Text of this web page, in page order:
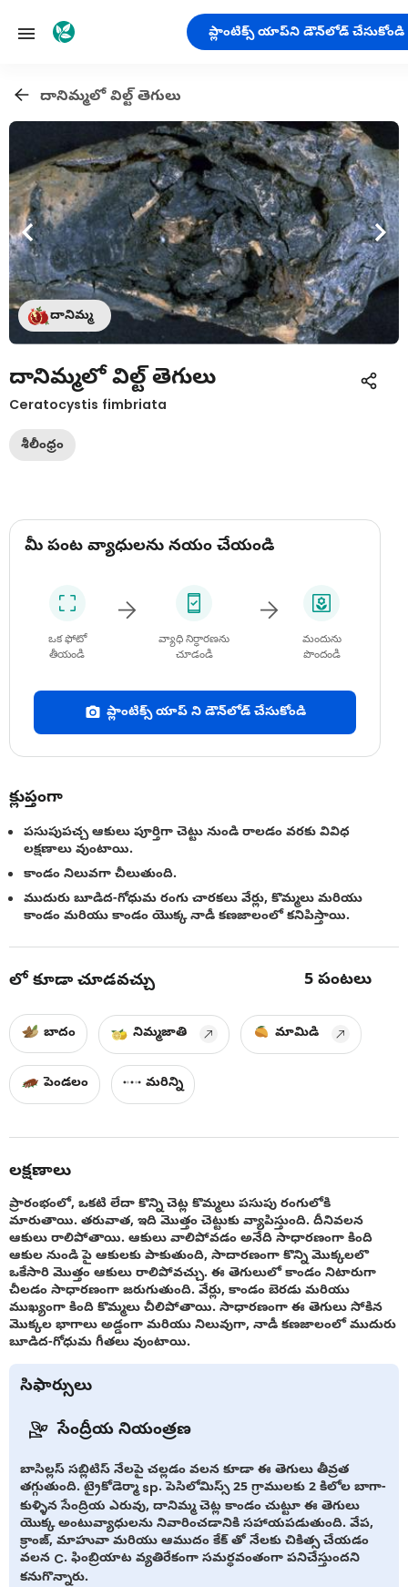
ప్లాంటిక్స్ యాప్‌ని డౌన్‌లోడ్ చేసుకోండి
దానిమ్మలో విల్ట్ తెగులు
దానిమ్మ
దానిమ్మలో విల్ట్ తెగులు
Ceratocystis fimbriata
శీలీంధ్రం
మీ పంట వ్యాధులను నయం చేయండి
ఒక ఫోటో
తీయండి
వ్యాధి నిర్ధారణను
చూడండి
మందును
పొందండి
ప్లాంటిక్స్ యాప్ ని డౌన్‌లోడ్ చేసుకోండి
క్లుప్తంగా
పసుపుపచ్చ ఆకులు పూర్తిగా చెట్టు నుండి రాలడం వరకు వివిధ
లక్షణాలు వుంటాయి.
కాండం నిలువగా చీలుతుంది.
ముదురు బూడిద-గోధుమ రంగు చారకలు వేర్లు, కొమ్మలు మరియు
కాండం మరియు కాండం యొక్క నాడీ కణజాలంలో కనిపిస్తాయి.
లో కూడా చూడవచ్చు 5 పంటలు
బాదం నిమ్మజాతి మామిడి
పెండలం మరిన్ని
లక్షణాలు
ప్రారంభంలో, ఒకటి లేదా కొన్ని చెట్ల కొమ్మలు పసుపు రంగులోకి
మారుతాయి. తరువాత, ఇది మొత్తం చెట్టుకు వ్యాపిస్తుంది. దీనివలన
ఆకులు రాలిపోతాయి. ఆకులు వాలిపోవడం అనేది సాధారణంగా కింది
ఆకుల నుండి పై ఆకులకు పాకుతుంది, సాదారణంగా కొన్ని మొక్కలలొ
ఒకేసారి మొత్తం ఆకులు రాలిపోవచ్చు. ఈ తెగులులో కాండం నిటారుగా
చీలడం సాధారణంగా జరుగుతుంది. వేర్లు, కాండం బెరడు మరియు
ముఖ్యంగా కింది కొమ్మలు చీలిపోతాయి. సాధారణంగా ఈ తెగులు సోకిన
మొక్కల భాగాలు అడ్డంగా మరియు నిలువుగా, నాడీ కణజాలంలో ముదురు
బూడిద-గోధుమ గీతలు వుంటాయి.
సిఫార్సులు
సేంద్రీయ నియంత్రణ
బాసిల్లస్ సబ్లిటిస్ నేలపై చల్లడం వలన కూడా ఈ తెగులు తీవ్రత
తగ్గుతుంది. ట్రైకోడెర్మా sp. పెసిలోమిస్స్ 25 గ్రాములకు 2 కిలోల బాగా-
కుళ్ళిన సేంద్రియ ఎరువు, దానిమ్మ చెట్ల కాండం చుట్టూ ఈ తెగులు
యొక్క అంటువ్యాధులను నివారించడానికి సహాయపడుతుంది. వేప,
క్రాంజ్, మాహువా మరియు ఆముదం కేక్ తో నేలకు చికిత్స చేయడం
వలన C. ఫింబ్రియాట వ్యతిరేకంగా సమర్థవంతంగా పనిచేస్తుందని
కనుగొన్నారు.